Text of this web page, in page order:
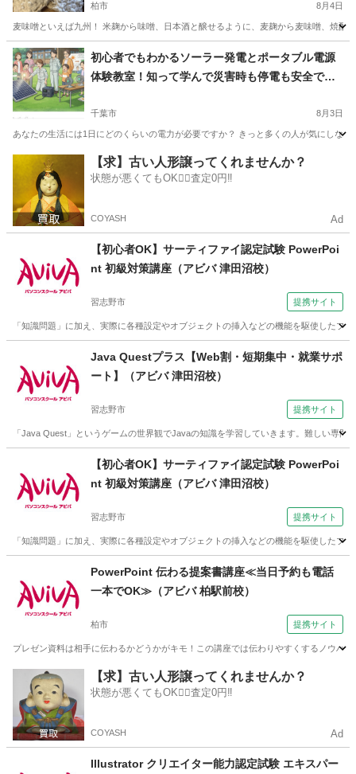
柏市 8月4日
麦味噌といえば九州！ 米麹から味噌、日本酒と醸せるように、麦麹から麦味噌、焼
千葉 柏市 生活知識 味噌
初心者でもわかるソーラー発電とポータブル電源
体験教室！知って学んで災害時も停電も安全で安
千葉市 8月3日
あなたの生活には1日にどのくらいの電力が必要ですか？ きっと多くの人が気にしな
生活知識 興味
【求】古い人形譲ってくれませんか？
状態が悪くてもOK🙆‍♀️査定0円‼️
COYASH Ad
【初心者OK】サーティファイ認定試験 PowerPoi
nt 初級対策講座（アビバ 津田沼校）
習志野市 提携サイト
「知識問題」に加え、実際に各種設定やオブジェクトの挿入などの機能を駆使した
Java Questプラス【Web割・短期集中・就業サポ
ート】（アビバ 津田沼校）
習志野市 提携サイト
「Java Quest」というゲームの世界観でJavaの知識を学習していきます。難しい専
その他
【初心者OK】サーティファイ認定試験 PowerPoi
nt 初級対策講座（アビバ 津田沼校）
習志野市 提携サイト
「知識問題」に加え、実際に各種設定やオブジェクトの挿入などの機能を駆使した
PowerPoint 伝わる提案書講座≪当日予約も電話
一本でOK≫（アビバ 柏駅前校）
柏市 提携サイト
プレゼン資料は相手に伝わるかどうかがキモ！この講座では伝わりやすくするノウハ
柏市 その他
【求】古い人形譲ってくれませんか？
状態が悪くてもOK🙆‍♀️査定0円‼️
COYASH Ad
Illustrator クリエイター能力認定試験 エキスパー